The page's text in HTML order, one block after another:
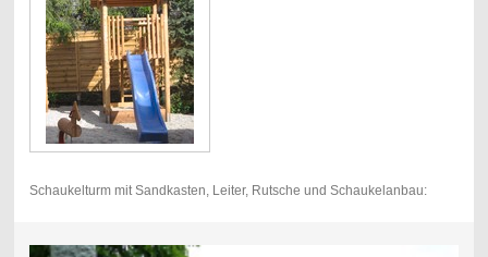
Schaukelturm mit Sandkasten, Leiter, Rutsche und Schaukelanbau: